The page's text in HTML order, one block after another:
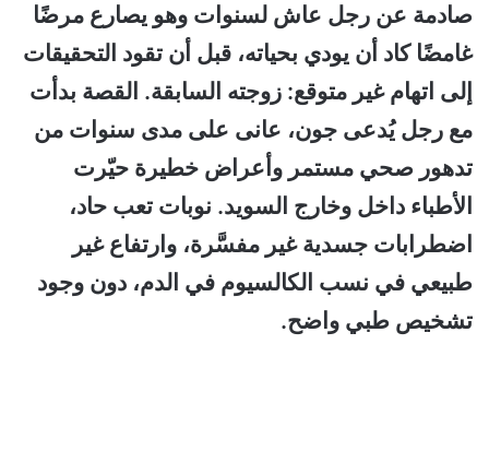
صادمة عن رجل عاش لسنوات وهو يصارع مرضًا
غامضًا كاد أن يودي بحياته، قبل أن تقود التحقيقات
إلى اتهام غير متوقع: زوجته السابقة. القصة بدأت
مع رجل يُدعى جون، عانى على مدى سنوات من
تدهور صحي مستمر وأعراض خطيرة حيّرت
الأطباء داخل وخارج السويد. نوبات تعب حاد،
اضطرابات جسدية غير مفسَّرة، وارتفاع غير
طبيعي في نسب الكالسيوم في الدم، دون وجود
تشخيص طبي واضح.